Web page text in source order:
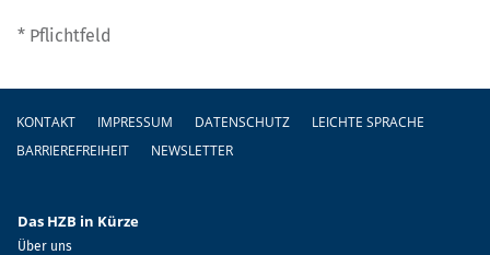
* Pflichtfeld
Fußzeile
KONTAKT IMPRESSUM DATENSCHUTZ
LEICHTE SPRACHE
BARRIEREFREIHEIT
NEWSLETTER
Das HZB in Kürze
Über uns